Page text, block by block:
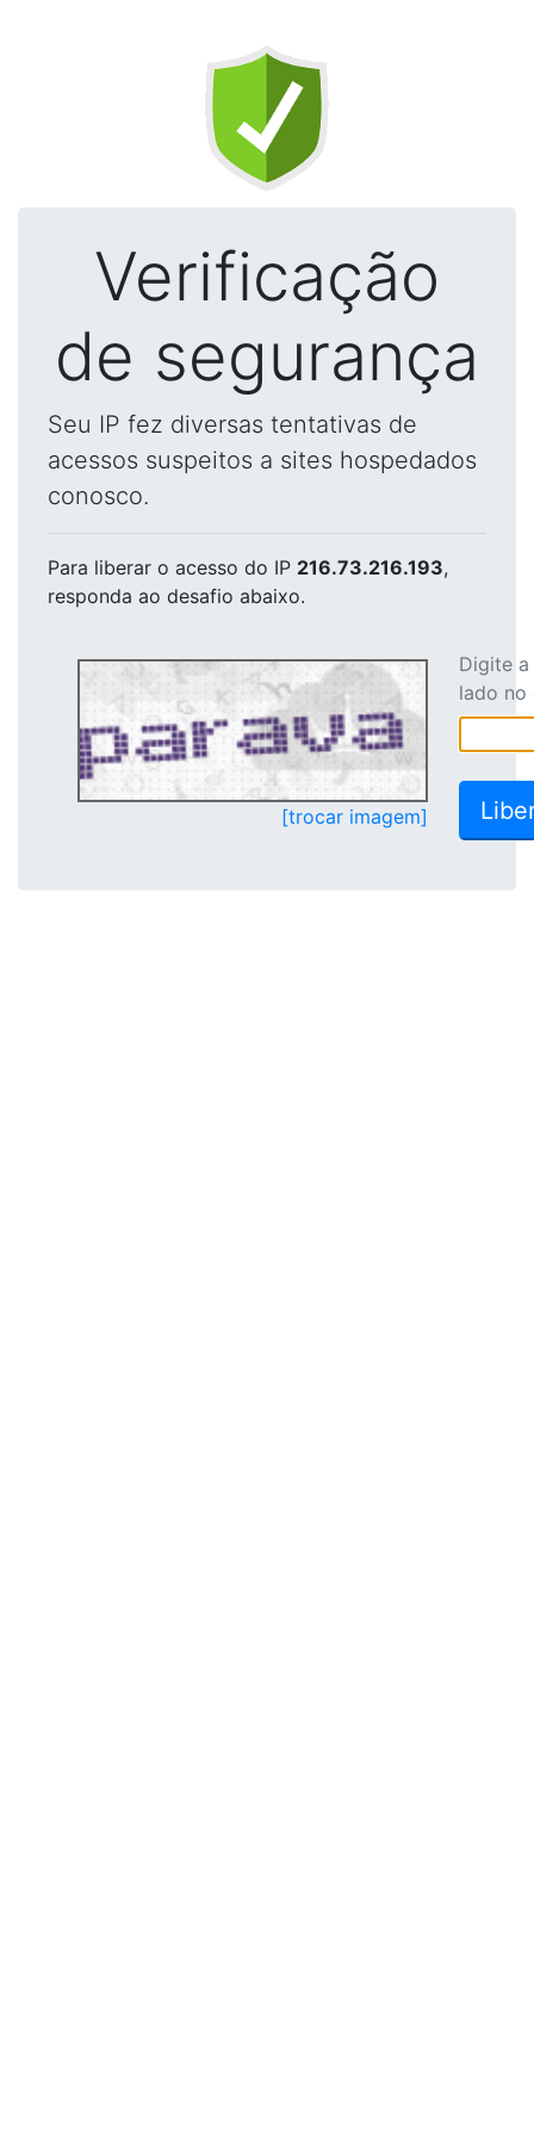
Verificação
de segurança
Seu IP fez diversas tentativas de
acessos suspeitos a sites hospedados
conosco.
Para liberar o acesso do IP 216.73.216.193,
responda ao desafio abaixo.
[trocar imagem]
Digite
lado no